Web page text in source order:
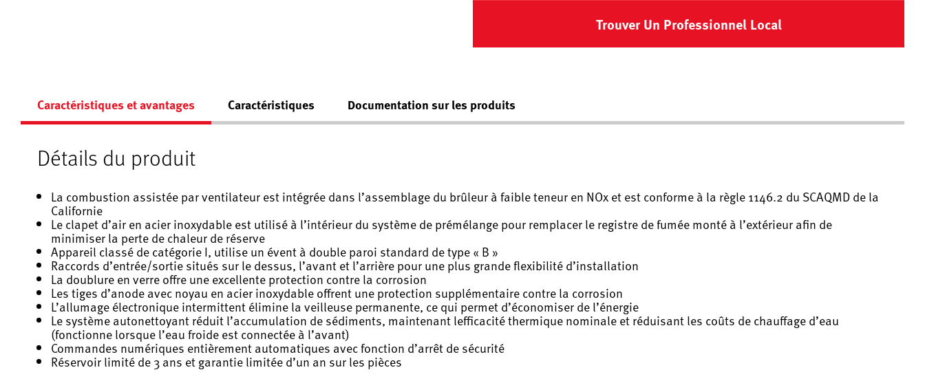
Trouver Un Professionnel Local
Caractéristiques et avantages Caractéristiques Documentation sur les produits
Détails du produit
La combustion assistée par ventilateur est intégrée dans l’assemblage du brûleur à faible teneur en NOx et est conforme à la règle 1146.2 du SCAQMD de la
Californie
Le clapet d’air en acier inoxydable est utilisé à l’intérieur du système de prémélange pour remplacer le registre de fumée monté à l’extérieur afin de
minimiser la perte de chaleur de réserve
Appareil classé de catégorie I, utilise un évent à double paroi standard de type « B »
Raccords d’entrée/sortie situés sur le dessus, l’avant et l’arrière pour une plus grande flexibilité d’installation
La doublure en verre offre une excellente protection contre la corrosion
Les tiges d’anode avec noyau en acier inoxydable offrent une protection supplémentaire contre la corrosion
L’allumage électronique intermittent élimine la veilleuse permanente, ce qui permet d’économiser de l’énergie
Le système autonettoyant réduit l’accumulation de sédiments, maintenant lefficacité thermique nominale et réduisant les coûts de chauffage d’eau
(fonctionne lorsque l’eau froide est connectée à l’avant)
Commandes numériques entièrement automatiques avec fonction d’arrêt de sécurité
Réservoir limité de 3 ans et garantie limitée d’un an sur les pièces